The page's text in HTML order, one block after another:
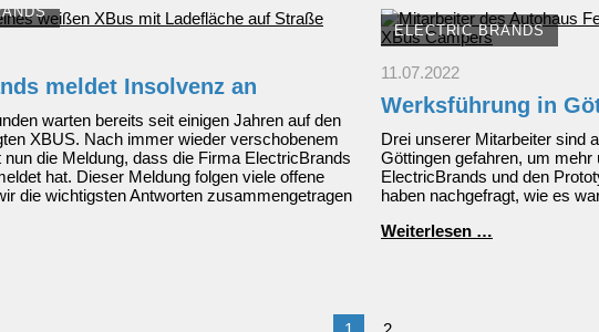
meldet Insolvenz an
warten bereits seit einigen Jahren auf den
XBUS. Nach immer wieder verschobenem
die Meldung, dass die Firma ElectricBrands
hat. Dieser Meldung folgen viele offene
die wichtigsten Antworten zusammengetragen
ELECTRIC BRANDS
11.07.2022
Werksführung in
Drei unserer Mitarbeiter sind
Göttingen gefahren, um
ElectricBrands und den
haben nachgefragt, wie es
Weiterlesen …